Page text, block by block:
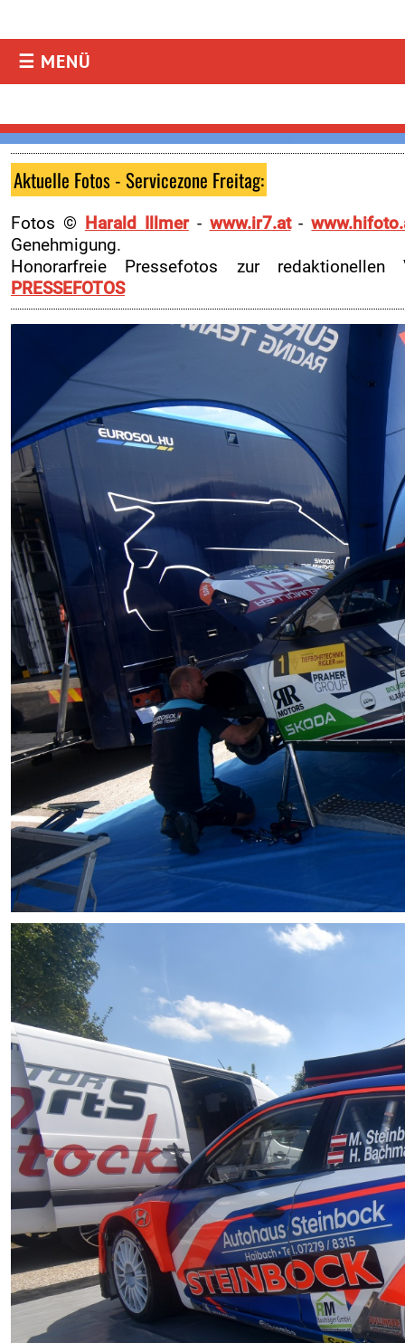
☰ MENÜ
Aktuelles
Resultate
Fotos & Videos
Rallye Radio
Facebook
Instagram
TEILNEHMER
Downloads
Online-Aushang
Nennung
Nennliste
Zeitplan
Streckenplan
Onboard-Videos SPs
Programmheft
Zimmernachweis
Kontakt
ZUSEHER
Zuseherinformationen
Programmheft
Nennliste
Zeitplan
Streckenplan
Onboard-Videos SPs
Zimmernachweis
PRESSE
Pressemeldungen
Pressefotos
Akkreditierung
Programmheft
Nennliste
Zeitplan
Streckenplan
Onboard-Videos SPs
Zimmernachweis
INFO
Sponsoren / Partner
Gemeinden
Rückblick
Aktuelle Fotos - Servicezone Freitag:
Fotos © Harald Illmer- www.ir7.at-
Genehmigung.
Honorarfreie Pressefotos zur
PRESSEFOTOS